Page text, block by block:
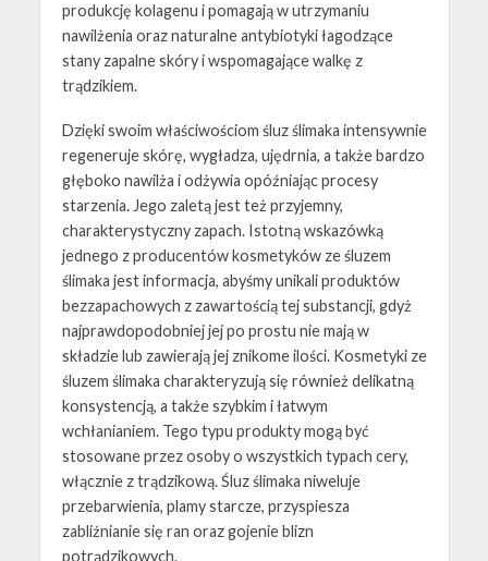
produkcję kolagenu i pomagają w utrzymaniu
nawilżenia oraz naturalne antybiotyki łagodzące
stany zapalne skóry i wspomagające walkę z
trądzikiem.
Dzięki swoim właściwościom śluz ślimaka intensywnie
regeneruje skórę, wygładza, ujędrnia, a także bardzo
głęboko nawilża i odżywia opóźniając procesy
starzenia. Jego zaletą jest też przyjemny,
charakterystyczny zapach. Istotną wskazówką
jednego z producentów kosmetyków ze śluzem
ślimaka jest informacja, abyśmy unikali produktów
bezzapachowych z zawartością tej substancji, gdyż
najprawdopodobniej jej po prostu nie mają w
składzie lub zawierają jej znikome ilości. Kosmetyki ze
śluzem ślimaka charakteryzują się również delikatną
konsystencją, a także szybkim i łatwym
wchłanianiem. Tego typu produkty mogą być
stosowane przez osoby o wszystkich typach cery,
włącznie z trądzikową. Śluz ślimaka niweluje
przebarwienia, plamy starcze, przyspiesza
zabliźnianie się ran oraz gojenie blizn
potrądzikowych.